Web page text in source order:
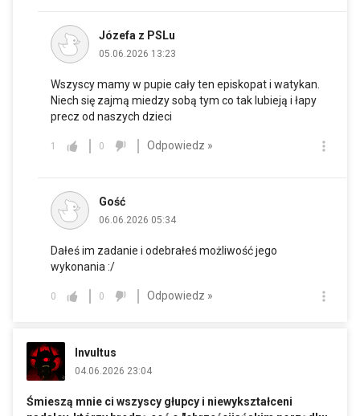
Józefa z PSLu
05.06.2026 13:23
Wszyscy mamy w pupie cały ten episkopat i watykan.
Niech się zajmą miedzy sobą tym co tak lubieją i łapy
precz od naszych dzieci
1 0 Odpowiedz »
Gość
06.06.2026 05:34
Dałeś im zadanie i odebrałeś możliwość jego
wykonania :/
0 0 Odpowiedz »
Invultus
04.06.2026 23:04
Śmieszą mnie ci wszyscy głupcy i niewykształceni